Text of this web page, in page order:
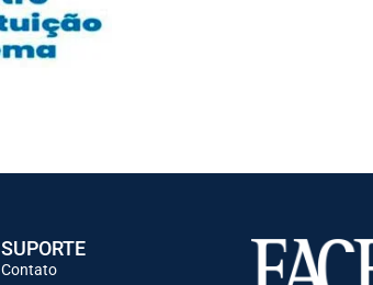
SUPORTE
Contato